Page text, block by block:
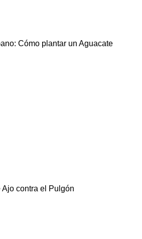
Cómo plantar un Aguacate
Ajo contra el Pulgón